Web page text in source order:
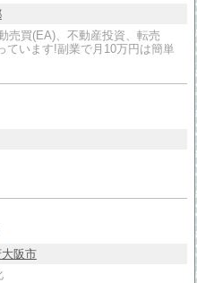
売買(EA)、不動産投資、転売
ています!副業で月10万円は簡単
大阪市